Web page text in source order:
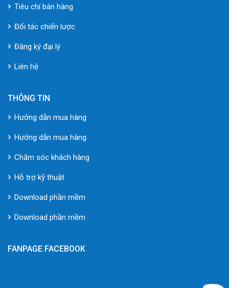
Tiêu chí bán hàng
Đối tác chiến lược
Đăng ký đại lý
Liên hệ
THÔNG TIN
Hướng dẫn mua hàng
Hướng dẫn mua hàng
Chăm sóc khách hàng
Hỗ trợ kỹ thuật
Download phần mềm
Download phần mềm
FANPAGE FACEBOOK